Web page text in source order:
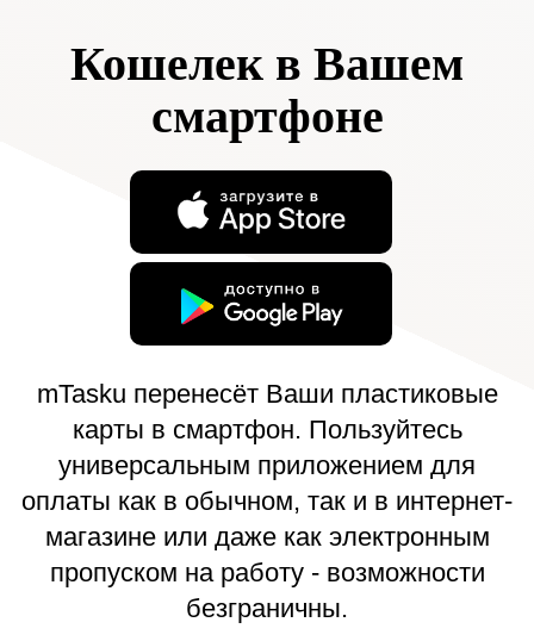
Кошелек в Вашем
смартфоне
mTasku перенесёт Ваши пластиковые
карты в смартфон. Пользуйтесь
универсальным приложением для
оплаты как в обычном, так и в интернет-
магазине или даже как электронным
пропуском на работу - возможности
безграничны.